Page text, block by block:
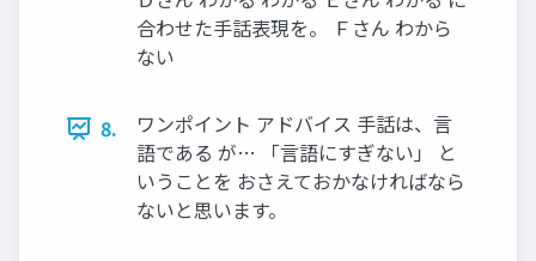
合わせた手話表現を。 Ｆさん わから
ない
8.
ワンポイント アドバイス 手話は、言
語である が… 「言語にすぎない」 と
いうことを おさえておかなければなら
ないと思います。